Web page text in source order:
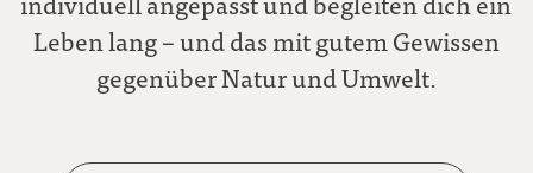
Leben lang – und das mit gutem Gewissen
gegenüber Natur und Umwelt.